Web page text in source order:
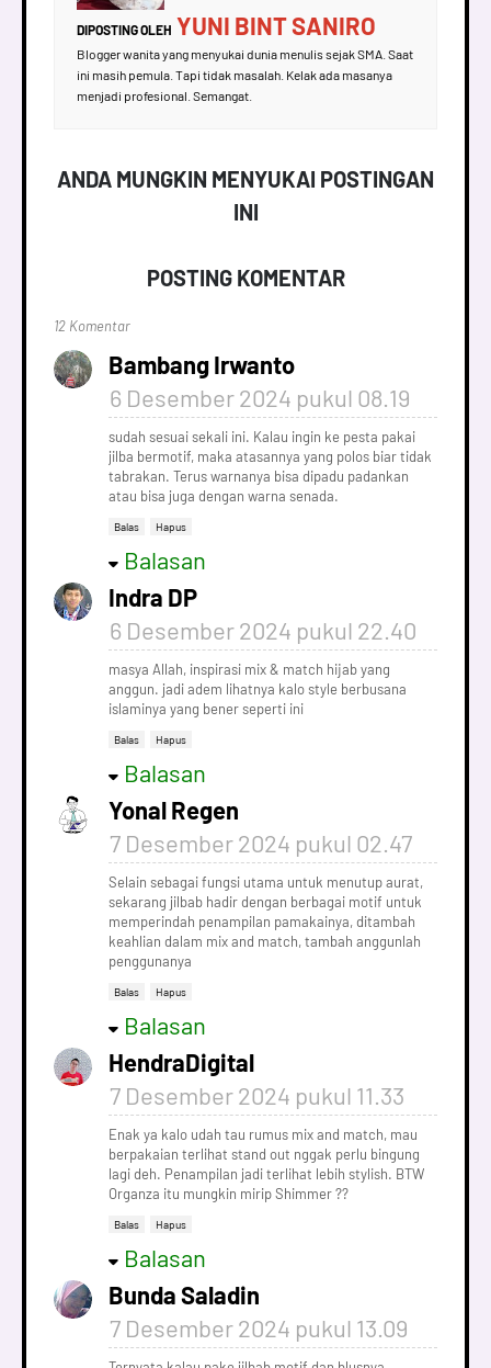
DIPOSTING OLEH YUNI BINT SANIRO
Blogger wanita yang menyukai dunia menulis sejak SMA. Saat
ini masih pemula. Tapi tidak masalah. Kelak ada masanya
menjadi profesional. Semangat.
ANDA MUNGKIN MENYUKAI POSTINGAN
INI
POSTING KOMENTAR
12 Komentar
Bambang Irwanto
6 Desember 2024 pukul 08.19
sudah sesuai sekali ini. Kalau ingin ke pesta pakai
jilba bermotif, maka atasannya yang polos biar tidak
tabrakan. Terus warnanya bisa dipadu padankan
atau bisa juga dengan warna senada.
Balas Hapus
Balasan
Indra DP
6 Desember 2024 pukul 22.40
masya Allah, inspirasi mix & match hijab yang
anggun. jadi adem lihatnya kalo style berbusana
islaminya yang bener seperti ini
Balas Hapus
Balasan
Yonal Regen
7 Desember 2024 pukul 02.47
Selain sebagai fungsi utama untuk menutup aurat,
sekarang jilbab hadir dengan berbagai motif untuk
memperindah penampilan pamakainya, ditambah
keahlian dalam mix and match, tambah anggunlah
penggunanya
Balas Hapus
Balasan
HendraDigital
7 Desember 2024 pukul 11.33
Enak ya kalo udah tau rumus mix and match, mau
berpakaian terlihat stand out nggak perlu bingung
lagi deh. Penampilan jadi terlihat lebih stylish. BTW
Organza itu mungkin mirip Shimmer ??
Balas Hapus
Balasan
Bunda Saladin
7 Desember 2024 pukul 13.09